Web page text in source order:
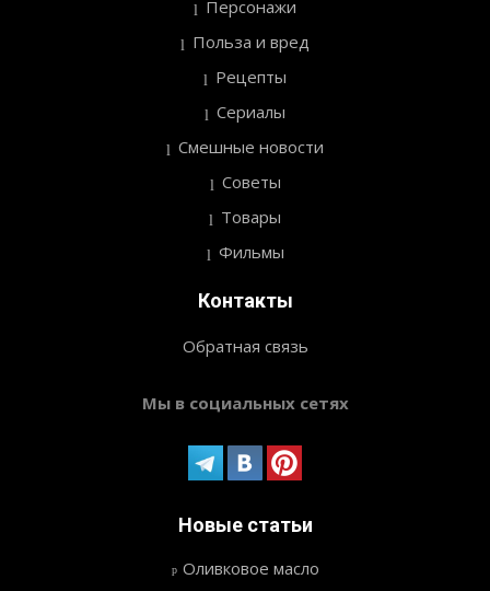
Персонажи
Польза и вред
Рецепты
Сериалы
Смешные новости
Советы
Товары
Фильмы
Контакты
Обратная связь
Мы в социальных сетях
Новые статьи
Оливковое масло